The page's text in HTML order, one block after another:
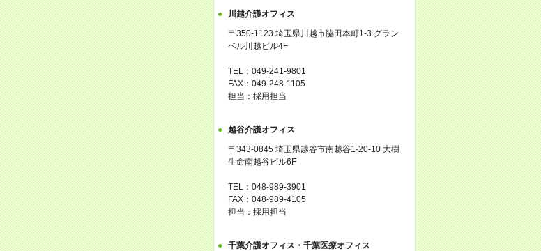
川越介護オフィス
〒350-1123 埼玉県川越市脇田本町1-3 グラン
ベル川越ビル4F
TEL：049-241-9801
FAX：049-248-1105
担当：採用担当
越谷介護オフィス
〒343-0845 埼玉県越谷市南越谷1-20-10 大樹
生命南越谷ビル6F
TEL：048-989-3901
FAX：048-989-4105
担当：採用担当
千葉介護オフィス・千葉医療オフィス